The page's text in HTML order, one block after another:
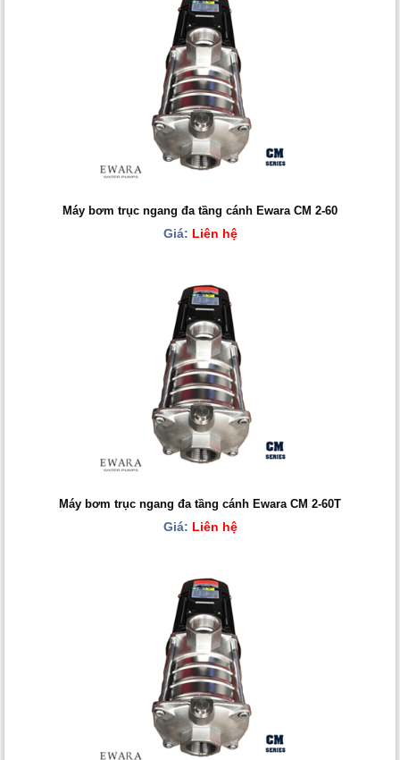
Máy bơm trục ngang đa tầng cánh Ewara CM 2-60
Giá: Liên hệ
Máy bơm trục ngang đa tầng cánh Ewara CM 2-60T
Giá: Liên hệ